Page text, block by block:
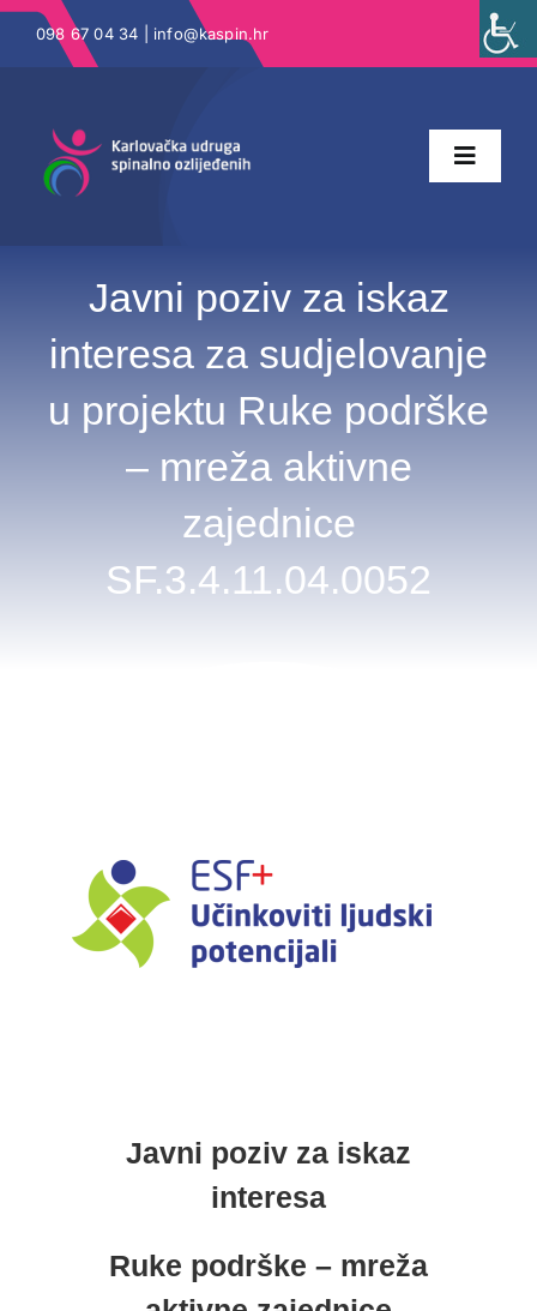
Skip
098 67 04 34 | info@kaspin.hr
Toggle
O nama
Katalog prava
Javni poziv za iskaz
interesa za sudjelovanje
u projektu Ruke podrške
– mreža aktivne
zajednice
SF.3.4.11.04.0052
Javni poziv za iskaz
interesa
Ruke podrške – mreža